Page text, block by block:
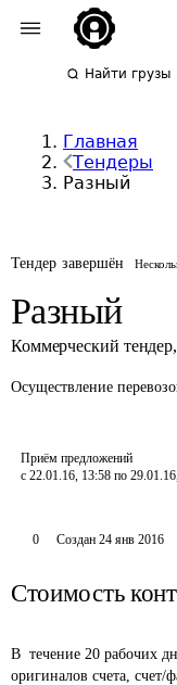
Найти грузы
Главная
Тендеры
Разный
Тендер завершён
Разный
Коммерческий тендер,
Осуществление
Приём предложений
с 22.01.16, 13:58 по
0 Создан 24 янв 2016
Стоимость
В  течение 20 рабочих
оригиналов счета,